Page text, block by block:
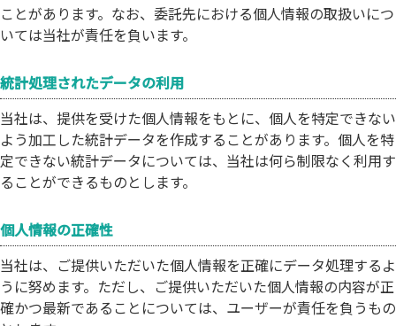
ことがあります。なお、委託先における個人情報の取扱いにつ
いては当社が責任を負います。
統計処理されたデータの利用
当社は、提供を受けた個人情報をもとに、個人を特定できない
よう加工した統計データを作成することがあります。個人を特
定できない統計データについては、当社は何ら制限なく利用す
ることができるものとします。
個人情報の正確性
当社は、ご提供いただいた個人情報を正確にデータ処理するよ
うに努めます。ただし、ご提供いただいた個人情報の内容が正
確かつ最新であることについては、ユーザーが責任を負うもの